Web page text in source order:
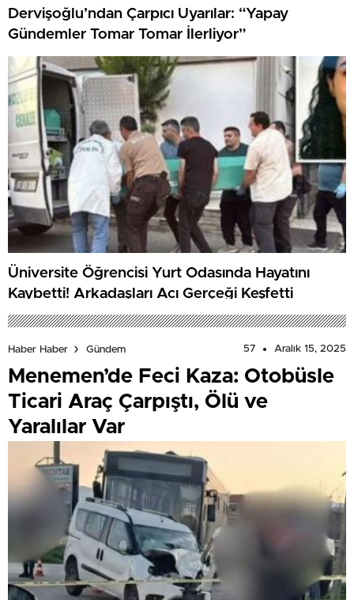
Dervişoğlu’ndan Çarpıcı Uyarılar: “Yapay
Gündemler Tomar Tomar İlerliyor”
Üniversite Öğrencisi Yurt Odasında Hayatını
Kaybetti! Arkadaşları Acı Gerçeği Keşfetti
Haber Haber Gündem 57 Aralık 15, 2025
Menemen’de Feci Kaza: Otobüsle
Ticari Araç Çarpıştı, Ölü ve
Yaralılar Var